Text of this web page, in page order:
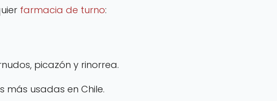
farmacia de turno:
picazón y rinorrea.
más usadas en Chile.